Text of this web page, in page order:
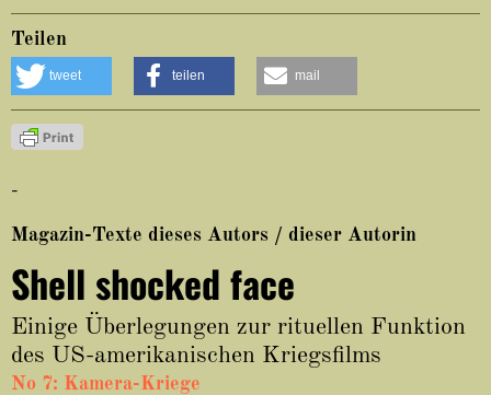
Essays
Reviews
Archiv
-
Magazin-Texte dieses Autors / dieser Autorin
Shell shocked face
Einige Überlegungen zur rituellen Funktion
des US-amerikanischen Kriegsfilms
No 7: Kamera-Kriege
Teilen
tweet teilen mail